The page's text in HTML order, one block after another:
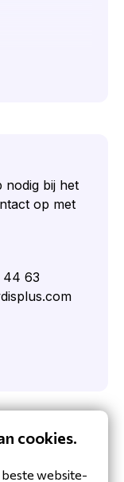
is in
zijn en de
hebben
Cisco
en
en
producten,
zijn in de
521-
3,5mm
nodig bij het
op met
44 63
cookies.
website-